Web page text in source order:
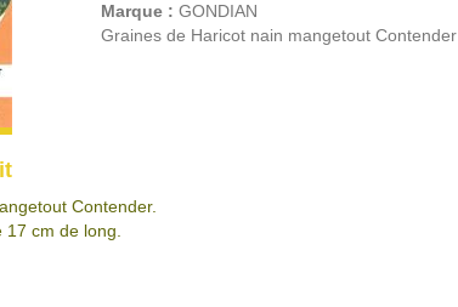
Marque : GONDIAN
Graines de Haricot nain mangetout Contender
Contender.
cm de long.